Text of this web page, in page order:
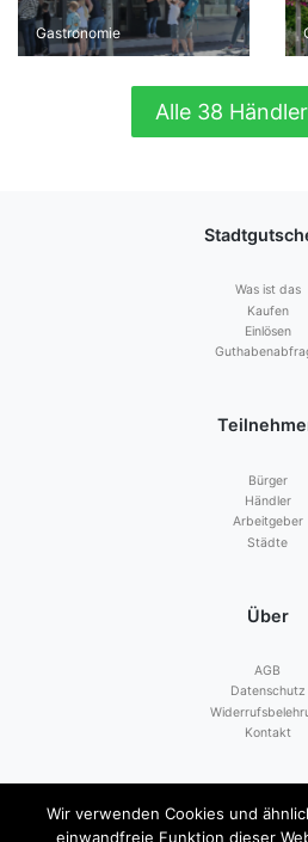
Gastronomie
Alle 38
Was ist das
Kaufen
Einlösen
Bürger
Händler
Arbeitgeber
Städte
Über
AGB
Datenschutz
Kontakt
Zahlen
Wir verwenden Cookies und
einwandfreie Funktion dieser